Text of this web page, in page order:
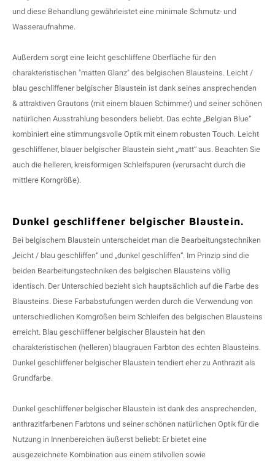
und diese Behandlung gewährleistet eine minimale Schmutz- und
Wasseraufnahme.
Außerdem sorgt eine leicht geschliffene Oberfläche für den
charakteristischen "matten Glanz" des belgischen Blausteins. Leicht /
blau geschliffener belgischer Blaustein ist dank seines ansprechenden
& attraktiven Grautons (mit einem blauen Schimmer) und seiner schönen
natürlichen Ausstrahlung besonders beliebt. Das echte „Belgian Blue“
kombiniert eine stimmungsvolle Optik mit einem robusten Touch. Leicht
geschliffener, blauer belgischer Blaustein sieht „matt“ aus. Beachten Sie
auch die helleren, kreisförmigen Schleifspuren (verursacht durch die
mittlere Korngröße).
Dunkel geschliffener belgischer Blaustein.
Bei belgischem Blaustein unterscheidet man die Bearbeitungstechniken
„leicht / blau geschliffen“ und „dunkel geschliffen“. Im Prinzip sind die
beiden Bearbeitungstechniken des belgischen Blausteins völlig
identisch. Der Unterschied bezieht sich hauptsächlich auf die Farbe des
Blausteins. Diese Farbabstufungen werden durch die Verwendung von
unterschiedlichen Korngrößen beim Schleifen des belgischen Blausteins
erreicht. Blau geschliffener belgischer Blaustein hat den
charakteristischen (helleren) blaugrauen Farbton des echten Blausteins.
Dunkel geschliffener belgischer Blaustein tendiert eher zu Anthrazit als
Grundfarbe.
Dunkel geschliffener belgischer Blaustein ist dank des ansprechenden,
anthrazitfarbenen Farbtons und seiner schönen natürlichen Optik für die
Nutzung in Innenbereichen äußerst beliebt: Er bietet eine
ausgezeichnete Kombination aus einem stilvollen sowie